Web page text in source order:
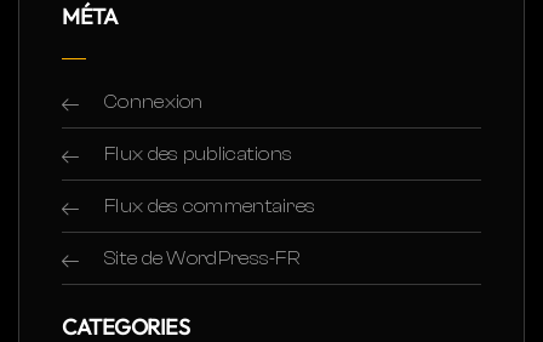
MÉTA
Connexion
Flux des publications
Flux des commentaires
Site de WordPress-FR
CATEGORIES